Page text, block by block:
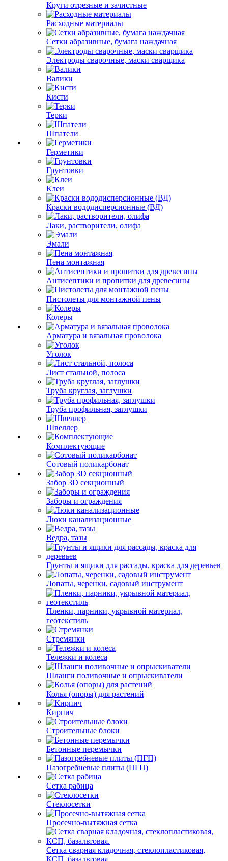
Круги отрезные и зачистные
Расходные материалы
Сетки абразивные, бумага наждачная
Электроды сварочные, маски сварщика
Валики
Кисти
Терки
Шпатели
Герметики
Грунтовки
Клеи
Краски вододисперсионные (ВД)
Лаки, растворители, олифа
Эмали
Пена монтажная
Антисептики и пропитки для древесины
Пистолеты для монтажной пены
Колеры
Арматура и вязальная проволока
Уголок
Лист стальной, полоса
Труба круглая, заглушки
Труба профильная, заглушки
Швеллер
Комплектующие
Сотовый поликарбонат
Забор 3D секционный
Заборы и ограждения
Люки канализационные
Ведра, тазы
Грунты и ящики для рассады, краска для деревьев
Лопаты, черенки, садовый инструмент
Пленки, парники, укрывной материал,
геотекстиль
Стремянки
Тележки и колеса
Шланги поливочные и опрыскиватели
Колья (опоры) для растений
Кирпич
Строительные блоки
Бетонные перемычки
Пазогребневые плиты (ПГП)
Сетка рабица
Стеклосетки
Просечно-вытяжная сетка
Сетка сварная кладочная, стеклопластиковая,
КСП, базальтовая.